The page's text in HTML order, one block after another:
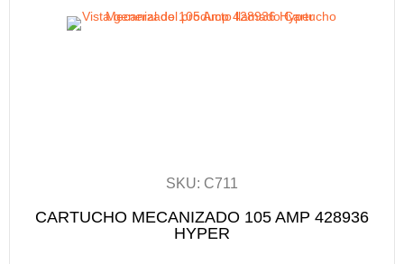
SKU: C711
CARTUCHO MECANIZADO 105 AMP 428936
HYPER